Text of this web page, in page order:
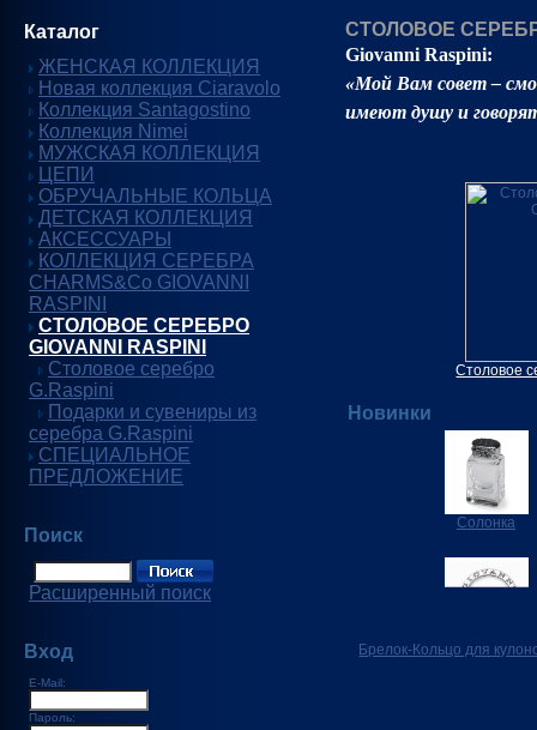
Каталог
ЖЕНСКАЯ КОЛЛЕКЦИЯ
Новая коллекция Ciaravolo
Коллекция Santagostino
Коллекция Nimei
МУЖСКАЯ КОЛЛЕКЦИЯ
ЦЕПИ
ОБРУЧАЛЬНЫЕ КОЛЬЦА
ДЕТСКАЯ КОЛЛЕКЦИЯ
АКСЕССУАРЫ
КОЛЛЕКЦИЯ СЕРЕБРА
CHARMS&Co GIOVANNI
RASPINI
СТОЛОВОЕ СЕРЕБРО
GIOVANNI RASPINI
Столовое серебро
G.Raspini
Подарки и сувениры из
серебра G.Raspini
СПЕЦИАЛЬНОЕ
ПРЕДЛОЖЕНИЕ
Поиск
Расширенный поиск
Вход
E-Mail:
Пароль:
СТОЛОВОЕ
Giovanni Raspini:
«Мой Вам совет –
имеют душу и
Столовое
Новинки
Солонка
Брелок-Кольцо для